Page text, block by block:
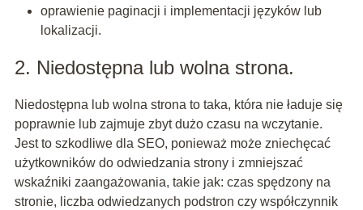
oprawienie paginacji i implementacji języków lub
lokalizacji.
2. Niedostępna lub wolna strona.
Niedostępna lub wolna strona to taka, która nie ładuje się
poprawnie lub zajmuje zbyt dużo czasu na wczytanie.
Jest to szkodliwe dla SEO, ponieważ może zniechęcać
użytkowników do odwiedzania strony i zmniejszać
wskaźniki zaangażowania, takie jak: czas spędzony na
stronie, liczba odwiedzanych podstron czy współczynnik